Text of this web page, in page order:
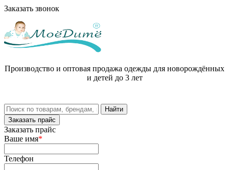
Заказать звонок
Производство и оптовая продажа одежды для новорождённых
и детей до 3 лет
Заказать прайс
Заказать прайс
Ваше имя*
Телефон